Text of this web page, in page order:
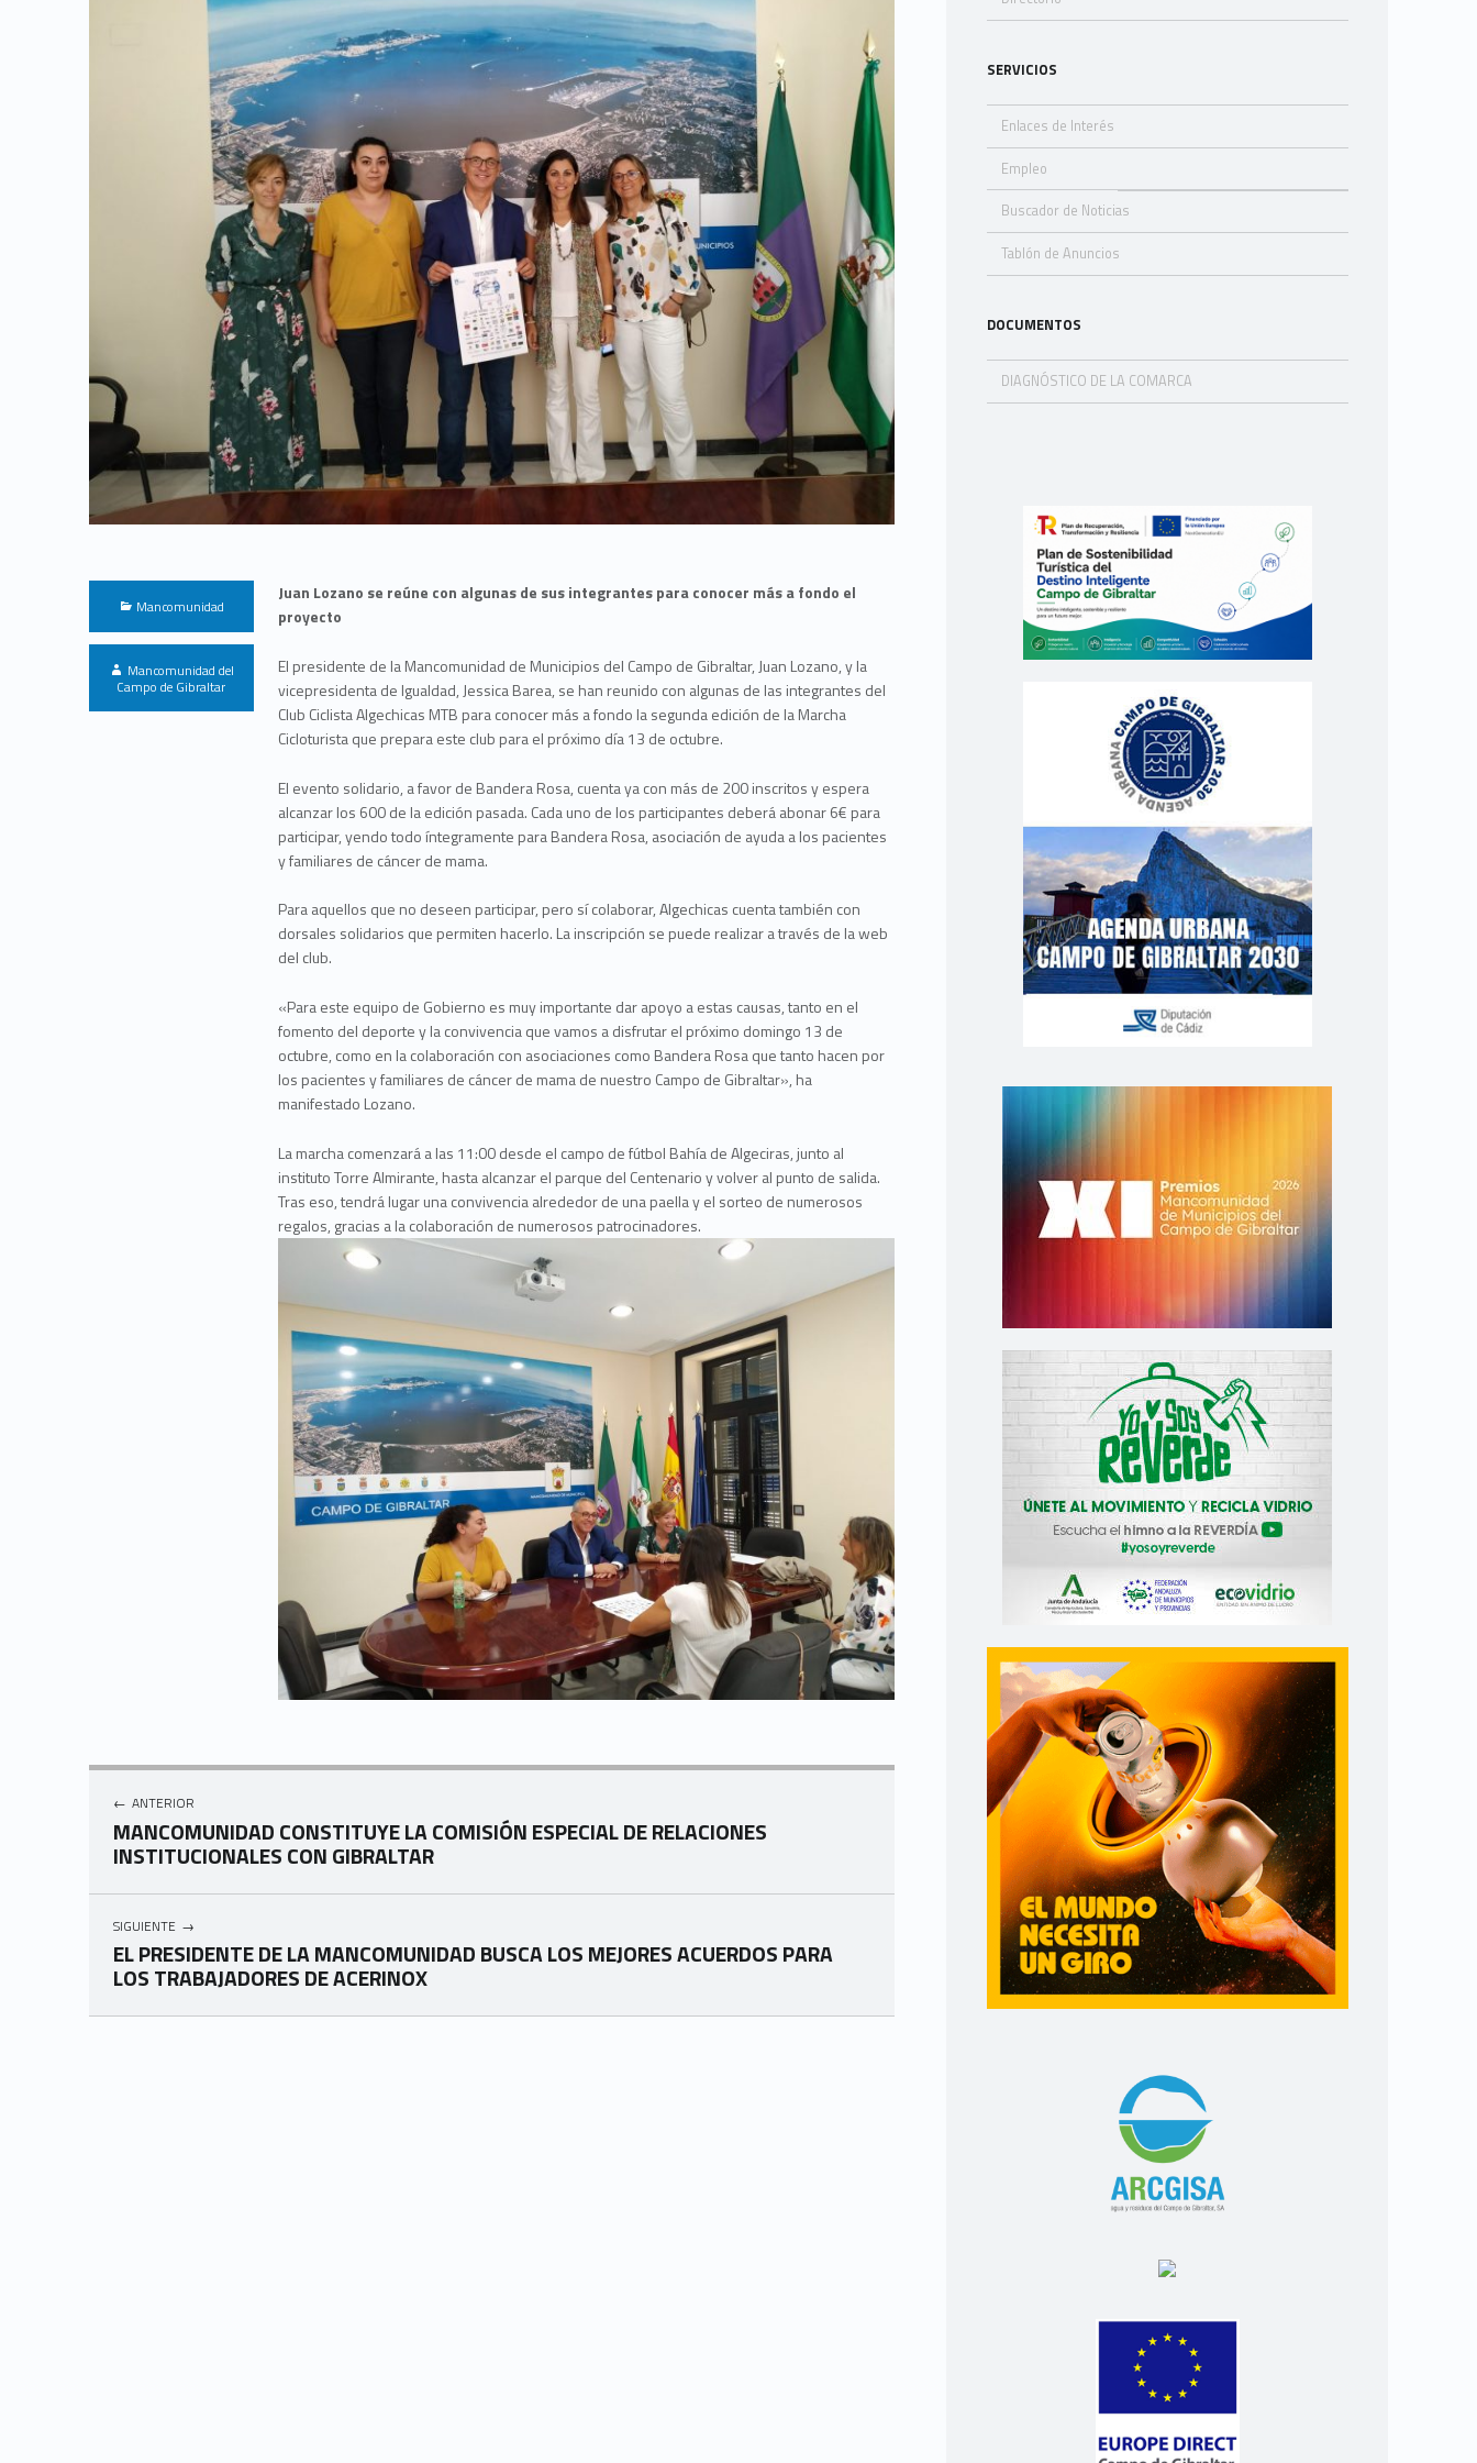
Juan Lozano se reúne con algunas de sus integrantes para conocer más a fondo el
proyecto
El presidente de la Mancomunidad de Municipios del Campo de Gibraltar, Juan Lozano, y la
vicepresidenta de Igualdad, Jessica Barea, se han reunido con algunas de las integrantes del
Club Ciclista Algechicas MTB para conocer más a fondo la segunda edición de la Marcha
Cicloturista que prepara este club para el próximo día 13 de octubre.
El evento solidario, a favor de Bandera Rosa, cuenta ya con más de 200 inscritos y espera
alcanzar los 600 de la edición pasada. Cada uno de los participantes deberá abonar 6€ para
participar, yendo todo íntegramente para Bandera Rosa, asociación de ayuda a los pacientes
y familiares de cáncer de mama.
Para aquellos que no deseen participar, pero sí colaborar, Algechicas cuenta también con
dorsales solidarios que permiten hacerlo. La inscripción se puede realizar a través de la web
del club.
«Para este equipo de Gobierno es muy importante dar apoyo a estas causas, tanto en el
fomento del deporte y la convivencia que vamos a disfrutar el próximo domingo 13 de
octubre, como en la colaboración con asociaciones como Bandera Rosa que tanto hacen por
los pacientes y familiares de cáncer de mama de nuestro Campo de Gibraltar», ha
manifestado Lozano.
La marcha comenzará a las 11:00 desde el campo de fútbol Bahía de Algeciras, junto al
instituto Torre Almirante, hasta alcanzar el parque del Centenario y volver al punto de salida.
Tras eso, tendrá lugar una convivencia alrededor de una paella y el sorteo de numerosos
regalos, gracias a la colaboración de numerosos patrocinadores.
Categorized in:
Mancomunidad
Written by:
Mancomunidad del
Campo de Gibraltar
ANTERIOR
MANCOMUNIDAD CONSTITUYE LA COMISIÓN ESPECIAL DE RELACIONES
INSTITUCIONALES CON GIBRALTAR
SIGUIENTE
EL PRESIDENTE DE LA MANCOMUNIDAD BUSCA LOS MEJORES ACUERDOS PARA
LOS TRABAJADORES DE ACERINOX
SERVICIOS
Enlaces de Interés
Empleo
Buscador de Noticias
Tablón de Anuncios
DOCUMENTOS
DIAGNÓSTICO DE LA COMARCA